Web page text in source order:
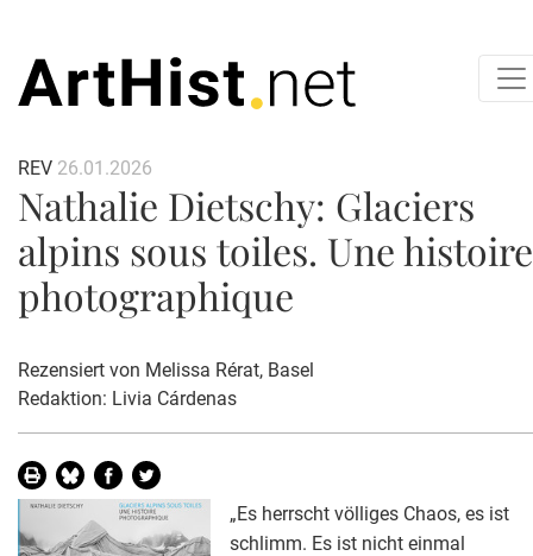
REV 26.01.2026
Nathalie Dietschy: Glaciers
alpins sous toiles. Une histoire
photographique
Rezensiert von Melissa Rérat, Basel
Redaktion: Livia Cárdenas
„Es herrscht völliges Chaos, es ist
schlimm. Es ist nicht einmal